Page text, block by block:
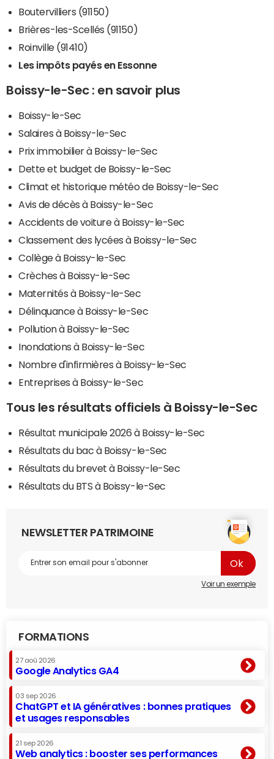
Boutervilliers (91150)
Brières-les-Scellés (91150)
Roinville (91410)
Les impôts payés en Essonne
Boissy-le-Sec : en savoir plus
Boissy-le-Sec
Salaires à Boissy-le-Sec
Prix immobilier à Boissy-le-Sec
Dette et budget de Boissy-le-Sec
Climat et historique météo de Boissy-le-Sec
Avis de décès à Boissy-le-Sec
Accidents de voiture à Boissy-le-Sec
Classement des lycées à Boissy-le-Sec
Collège à Boissy-le-Sec
Crèches à Boissy-le-Sec
Maternités à Boissy-le-Sec
Délinquance à Boissy-le-Sec
Pollution à Boissy-le-Sec
Inondations à Boissy-le-Sec
Nombre d'infirmières à Boissy-le-Sec
Entreprises à Boissy-le-Sec
Tous les résultats officiels à Boissy-le-Sec
Résultat municipale 2026 à Boissy-le-Sec
Résultats du bac à Boissy-le-Sec
Résultats du brevet à Boissy-le-Sec
Résultats du BTS à Boissy-le-Sec
NEWSLETTER PATRIMOINE
Voir un exemple
FORMATIONS
27 aoû 2026
Google Analytics GA4
03 sep 2026
ChatGPT et IA génératives : bonnes pratiques
et usages responsables
21 sep 2026
Web analytics : booster ses performances